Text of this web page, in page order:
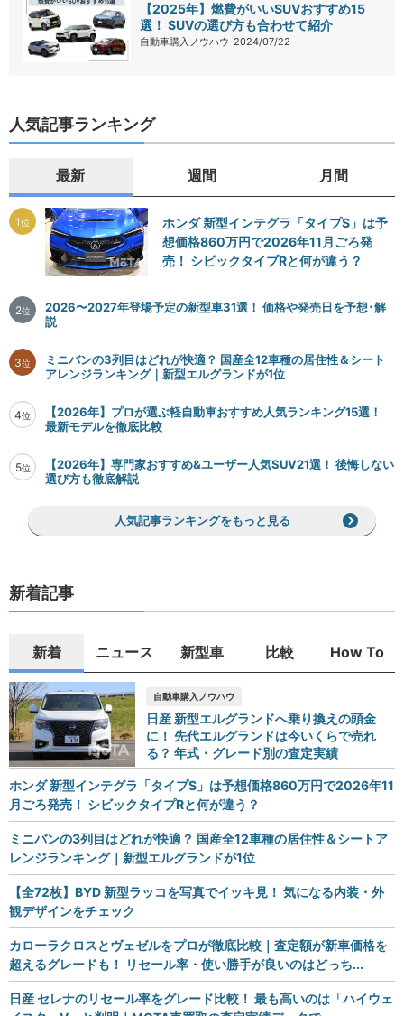
【2025年】燃費がいいSUVおすすめ15
選！ SUVの選び方も合わせて紹介
自動車購入ノウハウ 2024/07/22
人気記事ランキング
最新 週間 月間
1位
ホンダ 新型インテグラ「タイプS」は予
想価格860万円で2026年11月ごろ発
売！ シビックタイプRと何が違う？
2位
2026〜2027年登場予定の新型車31選！ 価格や発売日を予想･解
説
3位
ミニバンの3列目はどれが快適？ 国産全12車種の居住性＆シート
アレンジランキング｜新型エルグランドが1位
4位
【2026年】プロが選ぶ軽自動車おすすめ人気ランキング15選！
最新モデルを徹底比較
5位
【2026年】専門家おすすめ&ユーザー人気SUV21選！ 後悔しない
選び方も徹底解説
人気記事ランキングをもっと見る
新着記事
新着 ニュース 新型車 比較 How To
自動車購入ノウハウ
日産 新型エルグランドへ乗り換えの頭金
に！ 先代エルグランドは今いくらで売れ
る？ 年式・グレード別の査定実績
ホンダ 新型インテグラ「タイプS」は予想価格860万円で2026年11
月ごろ発売！ シビックタイプRと何が違う？
ミニバンの3列目はどれが快適？ 国産全12車種の居住性＆シートア
レンジランキング｜新型エルグランドが1位
【全72枚】BYD 新型ラッコを写真でイッキ見！ 気になる内装・外
観デザインをチェック
カローラクロスとヴェゼルをプロが徹底比較｜査定額が新車価格を
超えるグレードも！ リセール率・使い勝手が良いのはどっち...
日産 セレナのリセール率をグレード比較！ 最も高いのは「ハイウェ